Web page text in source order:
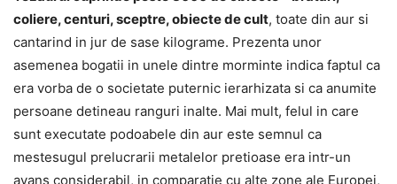
coliere, centuri, sceptre, obiecte de cult, toate din aur si
cantarind in jur de sase kilograme. Prezenta unor
asemenea bogatii in unele dintre morminte indica faptul ca
era vorba de o societate puternic ierarhizata si ca anumite
persoane detineau ranguri inalte. Mai mult, felul in care
sunt executate podoabele din aur este semnul ca
mestesugul prelucrarii metalelor pretioase era intr-un
avans considerabil, in comparatie cu alte zone ale Europei,